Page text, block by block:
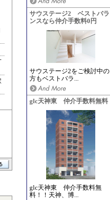
サウステージ2 ベストバラ
ンスなら仲介手数料0円
サウステージ2をご検討中の
方もベストバラ...
glc天神東 仲介手数料無料
glc天神東 仲介手数料無
料！！天神、博...